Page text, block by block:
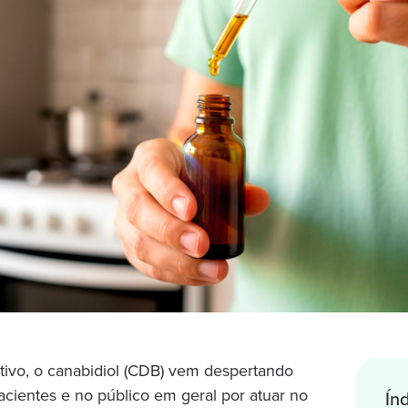
o canabidiol (CDB) vem despertando
e no público em geral por atuar no